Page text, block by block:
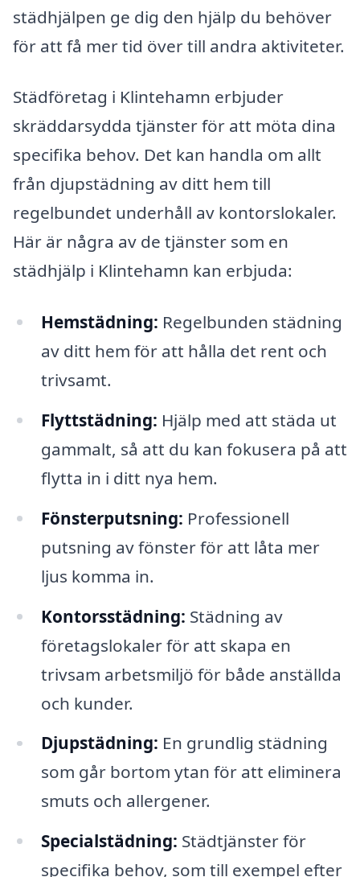
städhjälpen ge dig den hjälp du behöver
för att få mer tid över till andra aktiviteter.
Städföretag i Klintehamn erbjuder
skräddarsydda tjänster för att möta dina
specifika behov. Det kan handla om allt
från djupstädning av ditt hem till
regelbundet underhåll av kontorslokaler.
Här är några av de tjänster som en
städhjälp i Klintehamn kan erbjuda:
Hemstädning: Regelbunden städning
av ditt hem för att hålla det rent och
trivsamt.
Flyttstädning: Hjälp med att städa ut
gammalt, så att du kan fokusera på att
flytta in i ditt nya hem.
Fönsterputsning: Professionell
putsning av fönster för att låta mer
ljus komma in.
Kontorsstädning: Städning av
företagslokaler för att skapa en
trivsam arbetsmiljö för både anställda
och kunder.
Djupstädning: En grundlig städning
som går bortom ytan för att eliminera
smuts och allergener.
Specialstädning: Städtjänster för
specifika behov, som till exempel efter